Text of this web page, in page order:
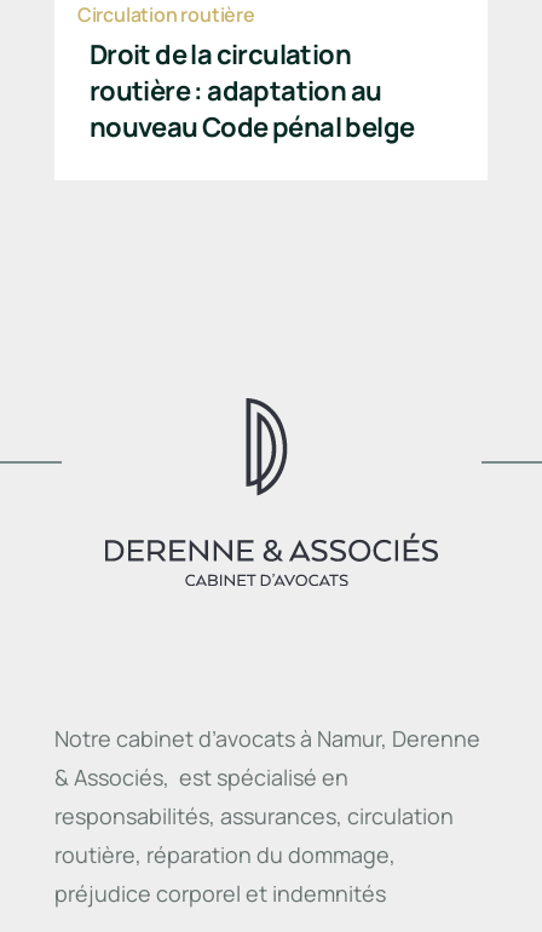
Droit de la circulation
routière : adaptation au
nouveau Code pénal belge
Circulation routière
Notre cabinet d’avocats à Namur, Derenne
& Associés, est spécialisé en
responsabilités, assurances, circulation
routière, réparation du dommage,
préjudice corporel et indemnités